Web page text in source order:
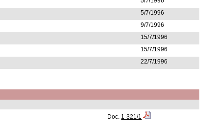
5/7/1996
9/7/1996
15/7/1996
15/7/1996
22/7/1996
Doc. 1-321/1